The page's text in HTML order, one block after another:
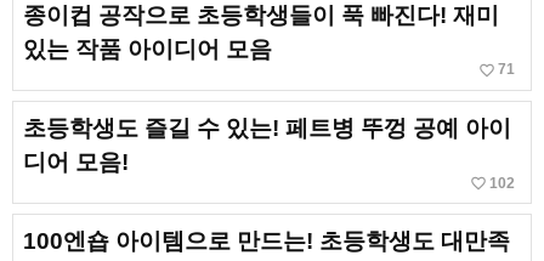
종이컵 공작으로 초등학생들이 푹 빠진다! 재미
있는 작품 아이디어 모음
favorite_border 71
초등학생도 즐길 수 있는! 페트병 뚜껑 공예 아이
디어 모음!
favorite_border 102
100엔숍 아이템으로 만드는! 초등학생도 대만족